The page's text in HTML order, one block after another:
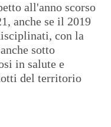
all'anno scorso
anche se il 2019
con la
sotto
in salute e
del territorio